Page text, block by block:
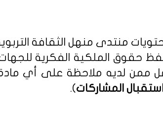
منتدى منهل الثقافة
حقوق الملكية الفكرية
ممن لديه ملاحظة على أي
المشاركات).